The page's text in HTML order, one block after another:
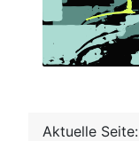
Aktuelle Seite: